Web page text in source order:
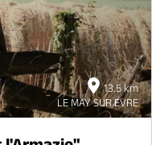
13.5 km
LE MAY SUR EVRE